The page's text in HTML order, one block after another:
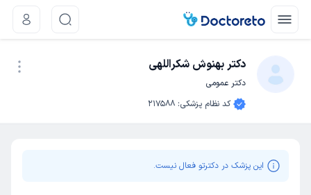
دکتر بهنوش شکراللهی
دکتر عمومی
کد نظام پزشکی:
217588
این پزشک در دکترتو فعال نیست.